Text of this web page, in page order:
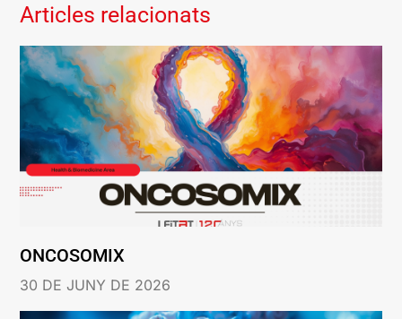
Articles relacionats
ONCOSOMIX
30 DE JUNY DE 2026